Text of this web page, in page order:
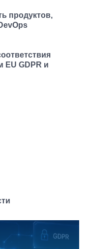
продуктов,
EU GDPR и